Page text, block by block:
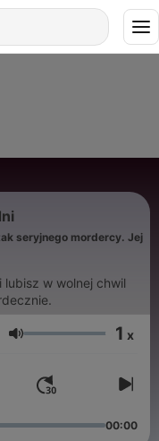
seryjnego mordercy. Jej
lubisz w wolnej chwil
Volume 1 x
00:00